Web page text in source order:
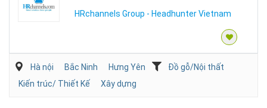
HRchannels Group - Headhunter Vietnam
Hà nội Bắc Ninh Hưng Yên
Đồ gỗ/Nội thất
Kiến trúc/ Thiết Kế
Xây dựng